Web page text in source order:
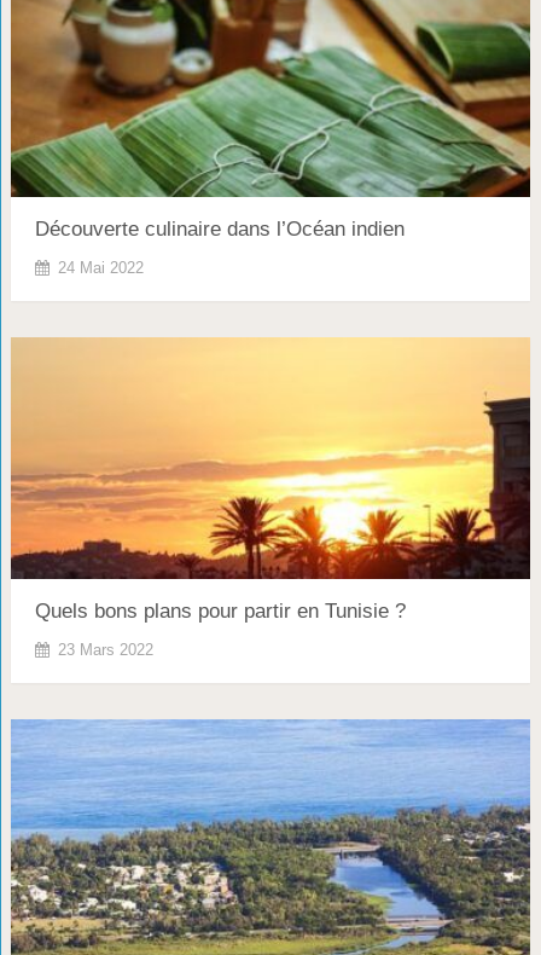
Découverte culinaire dans l’Océan indien
24 Mai 2022
Quels bons plans pour partir en Tunisie ?
23 Mars 2022